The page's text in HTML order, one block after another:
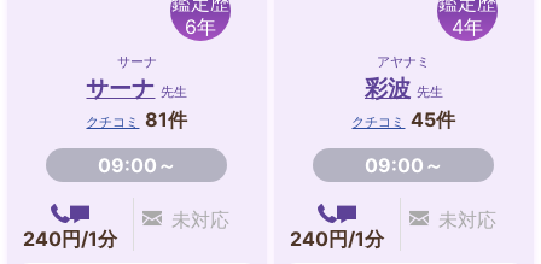
6年
サーナ
サーナ 先生
クチコミ
81件
09:00～
240円/1分
未対応
4年
アヤナミ
彩波 先生
クチコミ
45件
09:00～
240円/1分
未対応